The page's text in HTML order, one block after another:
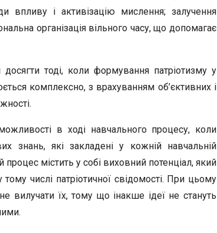
впливу і активізацію мислення; залучення
організація вільного часу, що допомагає
тоді, коли формування патріотизму у
комплексно, з врахуванням об’єктивних і
в ході навчального процесу, коли
знань, які закладені у кожній навчальній
містить у собі виховний потенціал, який
числі патріотичної свідомості. При цьому
вилучати їх, тому що інакше ідеї не стануть